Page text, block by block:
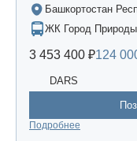
Башкортостан
ЖК Город
3 453 400 ₽124
DARS
Подробнее